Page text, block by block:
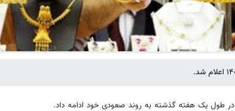
در طول یک هفته گذشته به روند صعودی خود ادامه داد.